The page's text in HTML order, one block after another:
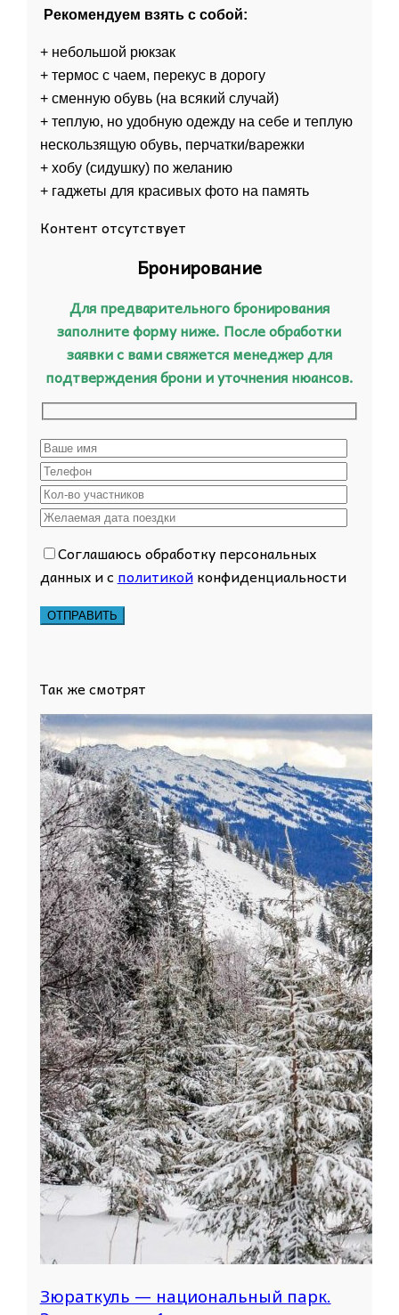
Рекомендуем взять с собой:
+ небольшой рюкзак
+ термос с чаем, перекус в дорогу
+ сменную обувь (на всякий случай)
+ теплую, но удобную одежду на себе и теплую
нескользящую обувь, перчатки/варежки
+ хобу (сидушку) по желанию
+ гаджеты для красивых фото на память
Контент отсутствует
Бронирование
Для предварительного бронирования
заполните форму ниже. После обработки
заявки с вами свяжется менеджер для
подтверждения брони и уточнения нюансов.
Соглашаюсь обработку персональных
данных и с политикойконфиденциальности
Так же смотрят
Зюраткуль — национальный парк.